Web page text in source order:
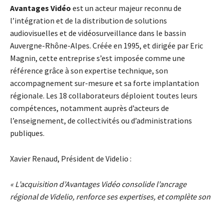
Avantages Vidéo est un acteur majeur reconnu de
l’intégration et de la distribution de solutions
audiovisuelles et de vidéosurveillance dans le bassin
Auvergne-Rhône-Alpes. Créée en 1995, et dirigée par Eric
Magnin, cette entreprise s’est imposée comme une
référence grâce à son expertise technique, son
accompagnement sur-mesure et sa forte implantation
régionale. Les 18 collaborateurs déploient toutes leurs
compétences, notamment auprès d’acteurs de
l’enseignement, de collectivités ou d’administrations
publiques.
Xavier Renaud, Président de Videlio :
« L’acquisition d’Avantages Vidéo consolide l’ancrage
régional de Videlio, renforce ses expertises, et complète son